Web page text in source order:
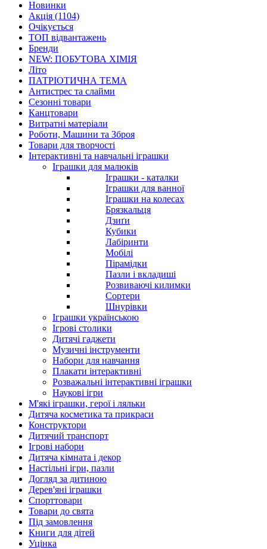
Новинки
Акція (1104)
Очікується
ТОП відвантажень
Бренди
NEW: ПОБУТОВА ХІМІЯ
Літо
ПАТРІОТИЧНА ТЕМА
Антистрес та слайми
Сезонні товари
Канцтовари
Витратні матеріали
Роботи, Машини та Зброя
Товари для творчості
Інтерактивні та навчальні іграшки
Іграшки для малюків
Іграшки - каталки
Іграшки для ванної
Іграшки на колесах
Брязкальця
Дзиґи
Кубики
Лабіринти
Мобілі
Пірамідки
Пазли і вкладиші
Розвиваючі килимки
Сортери
Шнурівки
Іграшки українською
Ігрові столики
Дитячі гаджети
Музичні інструменти
Набори для навчання
Плакати інтерактивні
Розважальні інтерактивні іграшки
Наукові ігри
М'які іграшки, герої і ляльки
Дитяча косметика та прикраси
Конструктори
Дитячий транспорт
Ігрові набори
Дитяча кімната і декор
Настільні ігри, пазли
Догляд за дитиною
Дерев'яні іграшки
Спорттовари
Товари до свята
Під замовлення
Книги для дітей
Уцінка